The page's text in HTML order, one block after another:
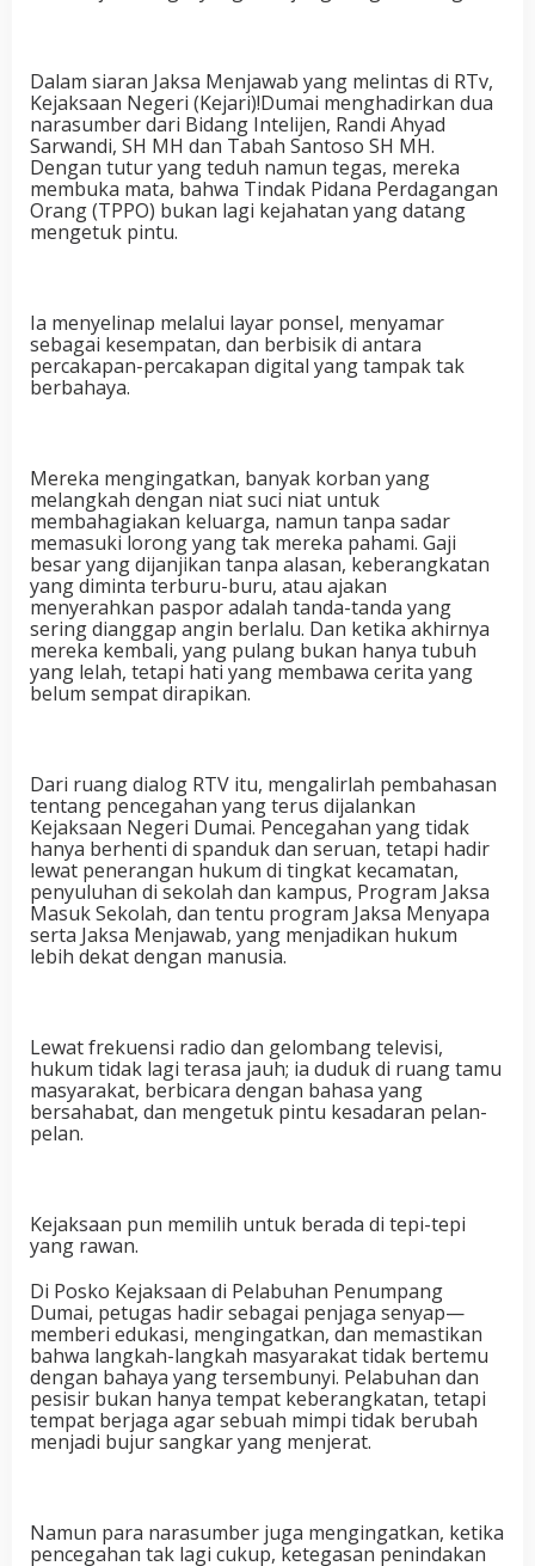
Dalam siaran Jaksa Menjawab yang melintas di RTv,
Kejaksaan Negeri (Kejari)!Dumai menghadirkan dua
narasumber dari Bidang Intelijen, Randi Ahyad
Sarwandi, SH MH dan Tabah Santoso SH MH.
Dengan tutur yang teduh namun tegas, mereka
membuka mata, bahwa Tindak Pidana Perdagangan
Orang (TPPO) bukan lagi kejahatan yang datang
mengetuk pintu.
Ia menyelinap melalui layar ponsel, menyamar
sebagai kesempatan, dan berbisik di antara
percakapan-percakapan digital yang tampak tak
berbahaya.
Mereka mengingatkan, banyak korban yang
melangkah dengan niat suci niat untuk
membahagiakan keluarga, namun tanpa sadar
memasuki lorong yang tak mereka pahami. Gaji
besar yang dijanjikan tanpa alasan, keberangkatan
yang diminta terburu-buru, atau ajakan
menyerahkan paspor adalah tanda-tanda yang
sering dianggap angin berlalu. Dan ketika akhirnya
mereka kembali, yang pulang bukan hanya tubuh
yang lelah, tetapi hati yang membawa cerita yang
belum sempat dirapikan.
Dari ruang dialog RTV itu, mengalirlah pembahasan
tentang pencegahan yang terus dijalankan
Kejaksaan Negeri Dumai. Pencegahan yang tidak
hanya berhenti di spanduk dan seruan, tetapi hadir
lewat penerangan hukum di tingkat kecamatan,
penyuluhan di sekolah dan kampus, Program Jaksa
Masuk Sekolah, dan tentu program Jaksa Menyapa
serta Jaksa Menjawab, yang menjadikan hukum
lebih dekat dengan manusia.
Lewat frekuensi radio dan gelombang televisi,
hukum tidak lagi terasa jauh; ia duduk di ruang tamu
masyarakat, berbicara dengan bahasa yang
bersahabat, dan mengetuk pintu kesadaran pelan-
pelan.
Kejaksaan pun memilih untuk berada di tepi-tepi
yang rawan.
Di Posko Kejaksaan di Pelabuhan Penumpang
Dumai, petugas hadir sebagai penjaga senyap—
memberi edukasi, mengingatkan, dan memastikan
bahwa langkah-langkah masyarakat tidak bertemu
dengan bahaya yang tersembunyi. Pelabuhan dan
pesisir bukan hanya tempat keberangkatan, tetapi
tempat berjaga agar sebuah mimpi tidak berubah
menjadi bujur sangkar yang menjerat.
Namun para narasumber juga mengingatkan, ketika
pencegahan tak lagi cukup, ketegasan penindakan